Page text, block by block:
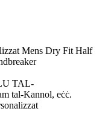
Mens Dry Fit Half
TAL-
tal-Kannol, eċċ.